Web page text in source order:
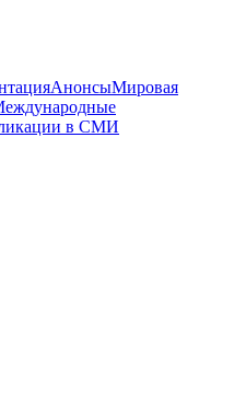
АнонсыМировая
в СМИ